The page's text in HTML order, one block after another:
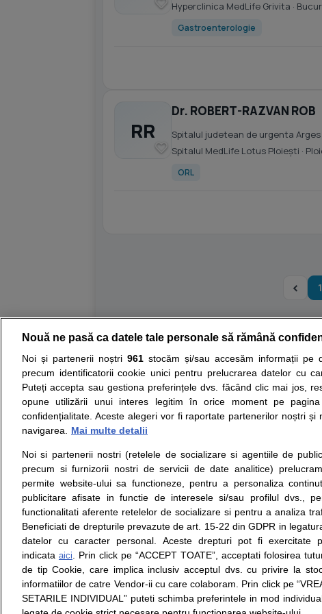
Hyperclinica MedLife Grivita ·
Gastroenterologie
RR
Dr. ROBERT-RAZVAN ROB
Spitalul judetean de urgenta Arges
Spitalul MedLife Lotus Ploiești ·
ORL
1
Resurse: Autoevaluare simptome Interpretare
Opiniile avizate ale medicilor, sfaturile si orice alte
nici diagnosticul stabilit in urma investigatiilor si
ii punem la dispozitie pentru programare in sistemul
Despre noi
Contact
Intrebari frecvente
Consultanti
medicali
Termeni si conditii
Politica de
confidentialitate
Politica de cookie
Modifica Setarile Cookie
© Copyright © 2005 - 2026
SFATUL MEDICULUI.ro S.A, CUI: RO 38847631,
Nouă ne pasă ca datele tale personale să rămână
Noi și partenerii noștri 961stocăm și/sau accesăm informații pe
precum identificatorii cookie unici pentru prelucrarea datelor cu
Puteți accepta sau gestiona preferințele dvs. făcând clic mai jos,
opune utilizării unui interes legitim în orice moment pe
confidențialitate. Aceste alegeri vor fi raportate partenerilor noștri și
navigarea.
Mai multe detalii
Noi si partenerii nostri (retelele de socializare si agentiile de
precum si furnizorii nostri de servicii de date analitice)
permite website-ului sa functioneze, pentru a personaliza
publicitare afisate in functie de interesele si/sau profilul dvs.,
functionalitati aferente retelelor de socializare si pentru a analiza
Beneficiati de drepturile prevazute de art. 15-22 din GDPR in
datelor cu caracter personal. Aceste drepturi pot fi exercitate
indicata aici. Prin click pe “ACCEPT TOATE”, acceptati folosirea
de tip Cookie, care implica inclusiv acceptul dvs. cu privire la
informatiilor de catre Vendor-ii cu care colaboram. Prin click pe
SETARILE INDIVIDUAL” puteti schimba preferintele in mod